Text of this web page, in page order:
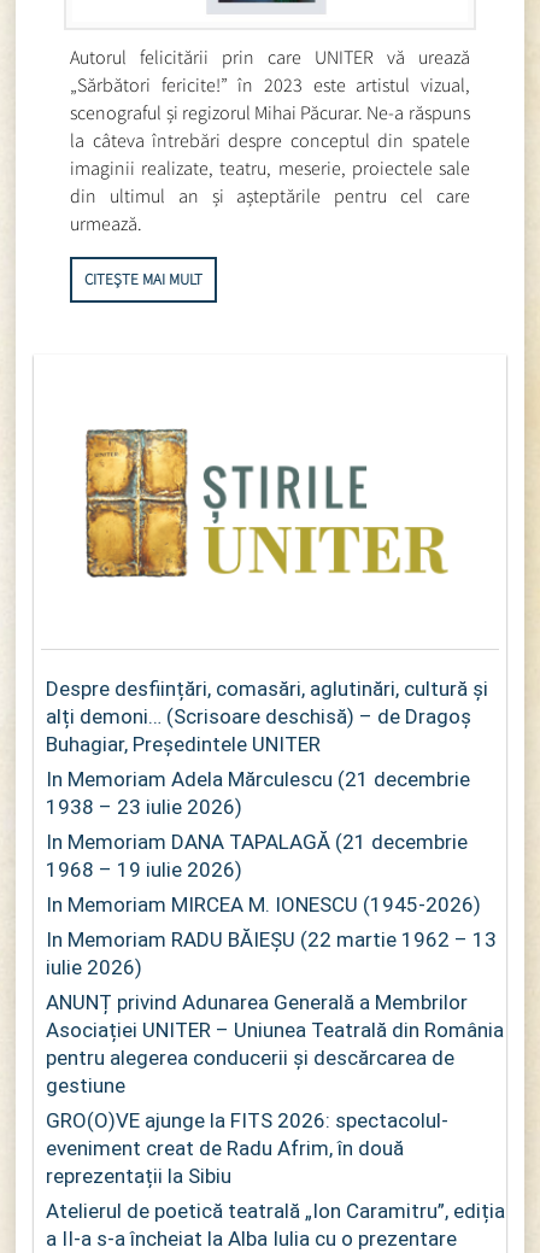
Autorul felicitării prin care UNITER vă urează
„Sărbători fericite!” în 2023 este artistul vizual,
scenograful și regizorul Mihai Păcurar. Ne-a răspuns
la câteva întrebări despre conceptul din spatele
imaginii realizate, teatru, meserie, proiectele sale
din ultimul an și așteptările pentru cel care
urmează.
CITEȘTE MAI MULT
Despre desființări, comasări, aglutinări, cultură și
alți demoni… (Scrisoare deschisă) – de Dragoș
Buhagiar, Președintele UNITER
In Memoriam Adela Mărculescu (21 decembrie
1938 – 23 iulie 2026)
In Memoriam DANA TAPALAGĂ (21 decembrie
1968 – 19 iulie 2026)
In Memoriam MIRCEA M. IONESCU (1945-2026)
In Memoriam RADU BĂIEȘU (22 martie 1962 – 13
iulie 2026)
ANUNȚ privind Adunarea Generală a Membrilor
Asociației UNITER – Uniunea Teatrală din România
pentru alegerea conducerii și descărcarea de
gestiune
GRO(O)VE ajunge la FITS 2026: spectacolul-
eveniment creat de Radu Afrim, în două
reprezentații la Sibiu
Atelierul de poetică teatrală „Ion Caramitru”, ediția
a II-a s-a încheiat la Alba Iulia cu o prezentare